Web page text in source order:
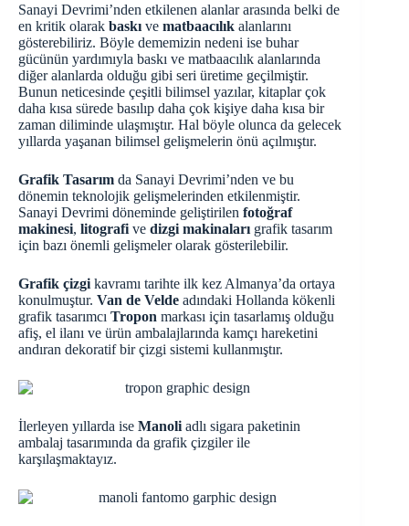
Sanayi Devrimi’nden etkilenen alanlar arasında belki de
en kritik olarak baskı ve matbaacılık alanlarını
gösterebiliriz. Böyle dememizin nedeni ise buhar
gücünün yardımıyla baskı ve matbaacılık alanlarında
diğer alanlarda olduğu gibi seri üretime geçilmiştir.
Bunun neticesinde çeşitli bilimsel yazılar, kitaplar çok
daha kısa sürede basılıp daha çok kişiye daha kısa bir
zaman diliminde ulaşmıştır. Hal böyle olunca da gelecek
yıllarda yaşanan bilimsel gelişmelerin önü açılmıştır.
Grafik Tasarım da Sanayi Devrimi’nden ve bu
dönemin teknolojik gelişmelerinden etkilenmiştir.
Sanayi Devrimi döneminde geliştirilen fotoğraf
makinesi, litografi ve dizgi makinaları grafik tasarım
için bazı önemli gelişmeler olarak gösterilebilir.
Grafik çizgi kavramı tarihte ilk kez Almanya’da ortaya
konulmuştur. Van de Velde adındaki Hollanda kökenli
grafik tasarımcı Tropon markası için tasarlamış olduğu
afiş, el ilanı ve ürün ambalajlarında kamçı hareketini
andıran dekoratif bir çizgi sistemi kullanmıştır.
İlerleyen yıllarda ise Manoli adlı sigara paketinin
ambalaj tasarımında da grafik çizgiler ile
karşılaşmaktayız.